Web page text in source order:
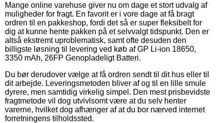
Mange online varehuse giver nu om dage et stort udvalg af
muligheder for fragt. En favorit er i vore dage at få bragt
ordren til en pakkeshop, fordi det så er super fleksibelt for
dig at kunne hente pakken på et selvvalgt tidspunkt. Den er
altså ekstremt uproblematisk, samt ofte desuden den
billigste løsning til levering ved køb af GP Li-ion 18650,
3350 mAh, 26FP Genopladeligt Batteri.
Du bør derudover vælge at få ordren sendt til dit hus eller til
dit arbejde. Leveringsmetoden bliver af og til en lille smule
dyrere, men samtidig virkelig simpel. Den mest prisbevidste
fragtmetode vil dog utvivlsomt være at du selv henter
varerne, hvilket dog afhænger af at du bor nærved internet
forretningens tilholdssted.